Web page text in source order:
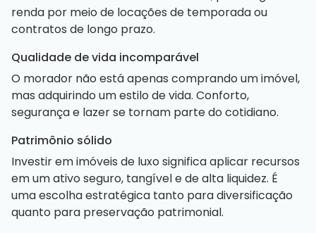
renda por meio de locações de temporada ou
contratos de longo prazo.
Qualidade de vida incomparável
O morador não está apenas comprando um imóvel,
mas adquirindo um estilo de vida. Conforto,
segurança e lazer se tornam parte do cotidiano.
Patrimônio sólido
Investir em imóveis de luxo significa aplicar recursos
em um ativo seguro, tangível e de alta liquidez. É
uma escolha estratégica tanto para diversificação
quanto para preservação patrimonial.